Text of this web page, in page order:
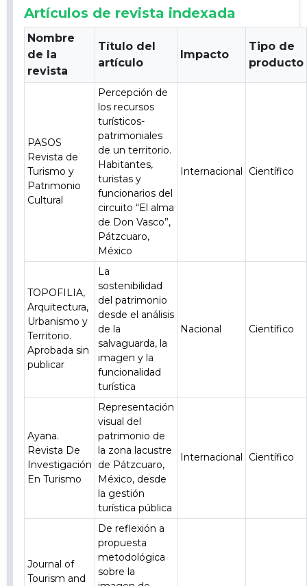
Artículos de revista indexada
Nombre
de la
revista
Título del
artículo
Impacto
Tipo de
producto
PASOS
Revista de
Turismo y
Patrimonio
Cultural
Percepción de
los recursos
turísticos-
patrimoniales
de un territorio.
Habitantes,
turistas y
funcionarios del
circuito “El alma
de Don Vasco”,
Pátzcuaro,
México
Internacional Científico
TOPOFILIA,
Arquitectura,
Urbanismo y
Territorio.
Aprobada sin
publicar
La
sostenibilidad
del patrimonio
desde el análisis
de la
salvaguarda, la
imagen y la
funcionalidad
turística
Nacional Científico
Ayana.
Revista De
Investigación
En Turismo
Representación
visual del
patrimonio de
la zona lacustre
de Pátzcuaro,
México, desde
la gestión
turística pública
Internacional Científico
Journal of
Tourism and
De reflexión a
propuesta
metodológica
sobre la